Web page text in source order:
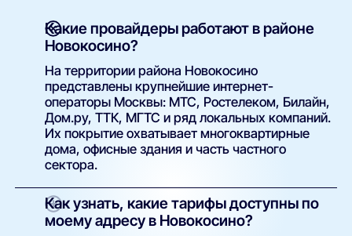
Какие провайдеры работают в районе
Новокосино?
На территории района Новокосино
представлены крупнейшие интернет-
операторы Москвы: МТС, Ростелеком, Билайн,
Дом.ру, ТТК, МГТС и ряд локальных компаний.
Их покрытие охватывает многоквартирные
дома, офисные здания и часть частного
сектора.
Как узнать, какие тарифы доступны по
моему адресу в Новокосино?